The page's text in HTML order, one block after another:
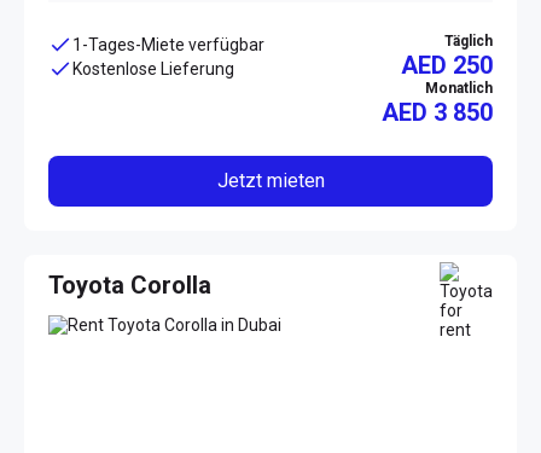
1-Tages-Miete verfügbar
Kostenlose Lieferung
Täglich
AED 250
Monatlich
AED 3 850
Jetzt mieten
Toyota Corolla